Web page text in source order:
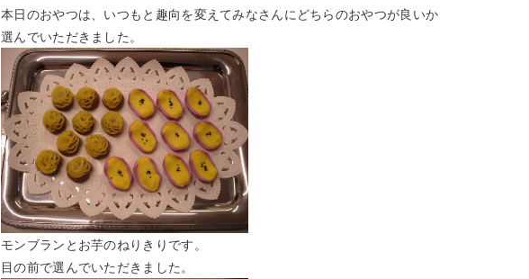
本日のおやつは、いつもと趣向を変えてみなさんにどちらのおやつが良いか
選んでいただきました。
モンブランとお芋のねりきりです。
目の前で選んでいただきました。